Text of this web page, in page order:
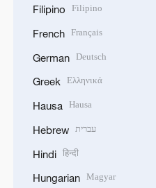
Filipino Filipino
French Français
German Deutsch
Greek Ελληνικά
Hausa Hausa
Hebrew עברית
Hindi हिन्दी
Hungarian Magyar